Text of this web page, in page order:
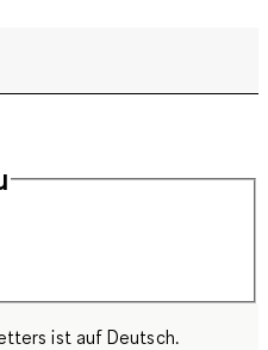
ist auf Deutsch.